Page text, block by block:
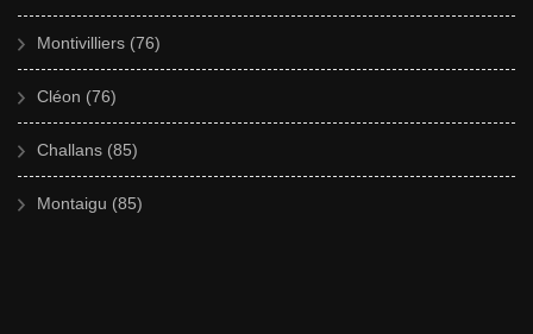
Montivilliers (76)
Cléon (76)
Challans (85)
Montaigu (85)